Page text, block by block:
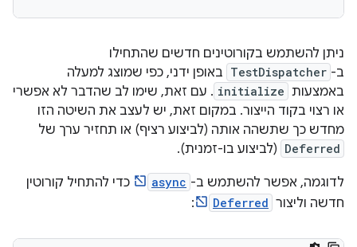
ניתן להשתמש בקורוטינים חדשים שהתחילו
ב- TestDispatcher באופן ידני, כפי שמוצג למעלה
באמצעות initialize . עם זאת, שימו לב שהדבר לא אפשרי
או רצוי בקוד הייצור. במקום זאת, יש לעצב את השיטה הזו
מחדש כך שתשהה אותה (לביצוע רציף) או תחזיר ערך של
Deferred (לביצוע בו-זמנית).
לדוגמה, אפשר להשתמש ב- async
כדי להתחיל קורוטין
חדשה וליצור Deferred
: